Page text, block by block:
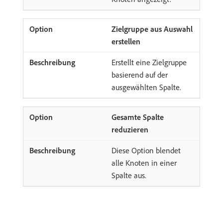
Zielgruppe aus Auswahl
erstellen
Erstellt eine Zielgruppe
basierend auf der
ausgewählten Spalte.
Gesamte Spalte
reduzieren
Diese Option blendet
alle Knoten in einer
Spalte aus.